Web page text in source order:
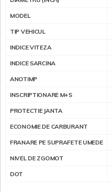
MODEL
TIP VEHICUL
INDICE VITEZA
INDICE SARCINA
ANOTIMP
INSCRIPTIONARE M+S
PROTECTIE JANTA
ECONOMIE DE CARBURANT
FRANARE PE SUPRAFETE UMEDE
NIVEL DE ZGOMOT
DOT